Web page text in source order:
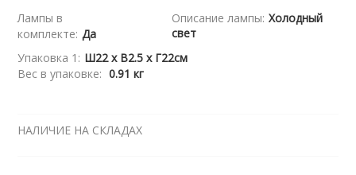
Лампы в
комплекте: Да
Описание лампы: Холодный
свет
Упаковка 1: Ш22 x В2.5 x Г22см
Вес в упаковке: 0.91 кг
НАЛИЧИЕ НА СКЛАДАХ